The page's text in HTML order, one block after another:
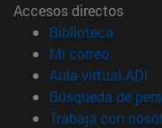
Accesos directos
Biblioteca
Mi correo(abre
Aula virtual ADI
Búsqueda de
Trabaja con